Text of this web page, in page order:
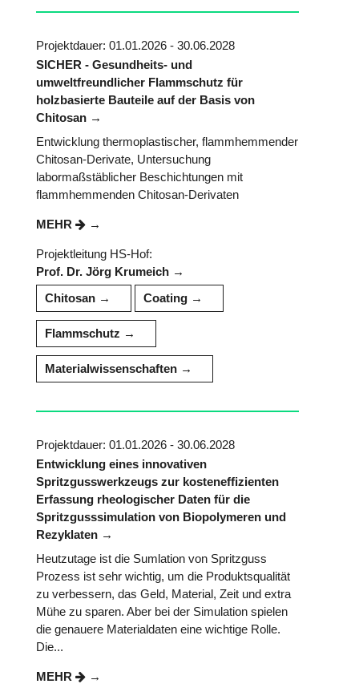
Projektdauer: 01.01.2026 - 30.06.2028
SICHER - Gesundheits- und
umweltfreundlicher Flammschutz für
holzbasierte Bauteile auf der Basis von
Chitosan
Entwicklung thermoplastischer, flammhemmender
Chitosan-Derivate, Untersuchung
labormaßstäblicher Beschichtungen mit
flammhemmenden Chitosan-Derivaten
MEHR
Projektleitung HS-Hof:
Prof. Dr. Jörg Krumeich
Chitosan
Coating
Flammschutz
Materialwissenschaften
Projektdauer: 01.01.2026 - 30.06.2028
Entwicklung eines innovativen
Spritzgusswerkzeugs zur kosteneffizienten
Erfassung rheologischer Daten für die
Spritzgusssimulation von Biopolymeren und
Rezyklaten
Heutzutage ist die Sumlation von Spritzguss
Prozess ist sehr wichtig, um die Produktsqualität
zu verbessern, das Geld, Material, Zeit und extra
Mühe zu sparen. Aber bei der Simulation spielen
die genauere Materialdaten eine wichtige Rolle.
Die...
MEHR